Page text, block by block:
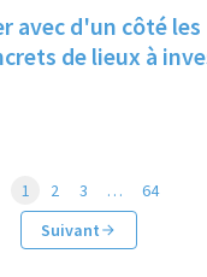
avec d'un côté les
de lieux à
1 2 3 …
64
Suivant